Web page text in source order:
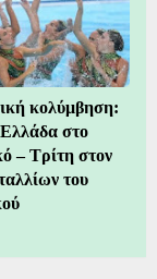
κολύμβηση:
στο
– Τρίτη στον
του